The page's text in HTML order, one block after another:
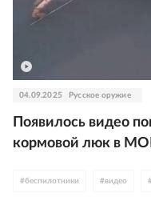
04.09.2025 Русское оружие
Появилось видео
кормовой люк в
#беспилотники #видео #